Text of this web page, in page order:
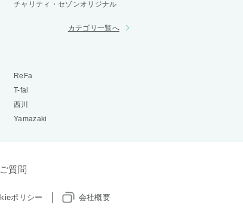
チャリティ・セゾンオリジナル
カテゴリ一覧へ
ReFa
T-fal
西川
Yamazaki
質問
ポリシー 会社概要